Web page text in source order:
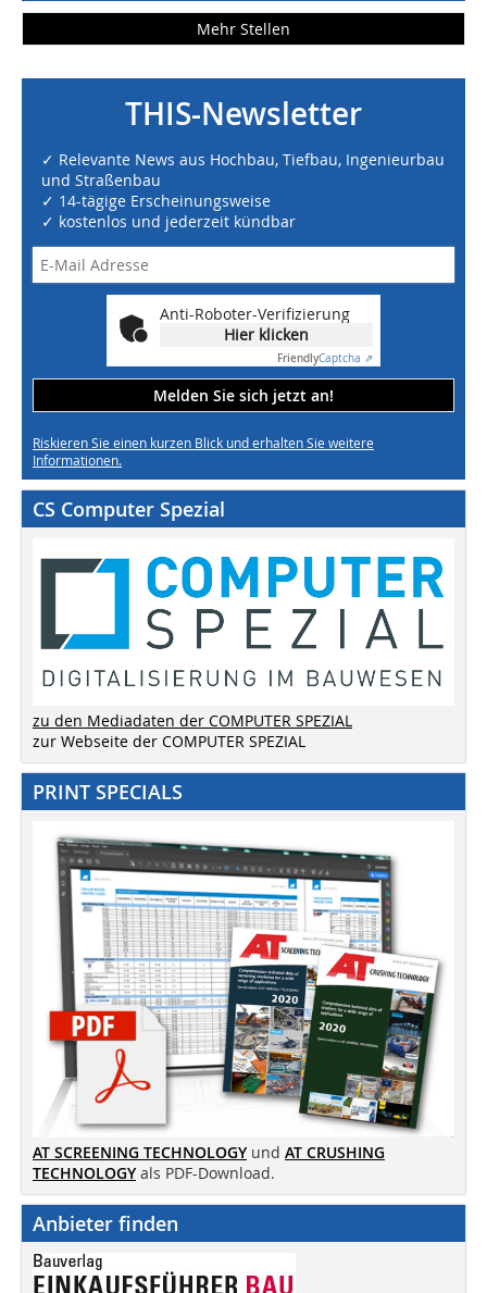
Mehr Stellen
THIS-Newsletter
✓ Relevante News aus Hochbau, Tiefbau, Ingenieurbau
und Straßenbau
✓ 14-tägige Erscheinungsweise
✓ kostenlos und jederzeit kündbar
Anti-Roboter-Verifizierung
Hier klicken
FriendlyCaptcha ⇗
Melden Sie sich jetzt an!
Riskieren Sie einen kurzen Blick und erhalten Sie weitere
Informationen.
CS Computer Spezial
zu den Mediadaten der COMPUTER SPEZIAL
zur Webseite der COMPUTER SPEZIAL
PRINT SPECIALS
AT SCREENING TECHNOLOGY und AT CRUSHING
TECHNOLOGY als PDF-Download.
Anbieter finden